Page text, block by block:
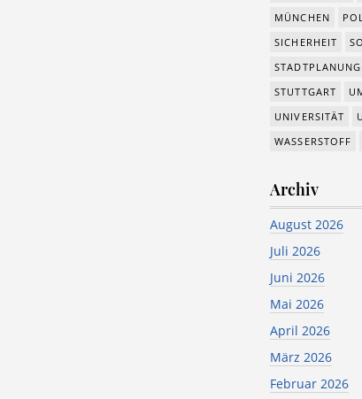
MÜNCHEN
SICHERHEIT
STADTPLANUNG
STUTTGART
UNIVERSITÄT
WASSERSTOFF
Archiv
August 2026
Juli 2026
Juni 2026
Mai 2026
April 2026
März 2026
Februar 2026